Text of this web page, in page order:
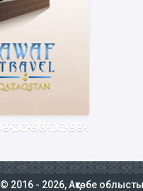
© 2016 - 2026, Ақтөбе